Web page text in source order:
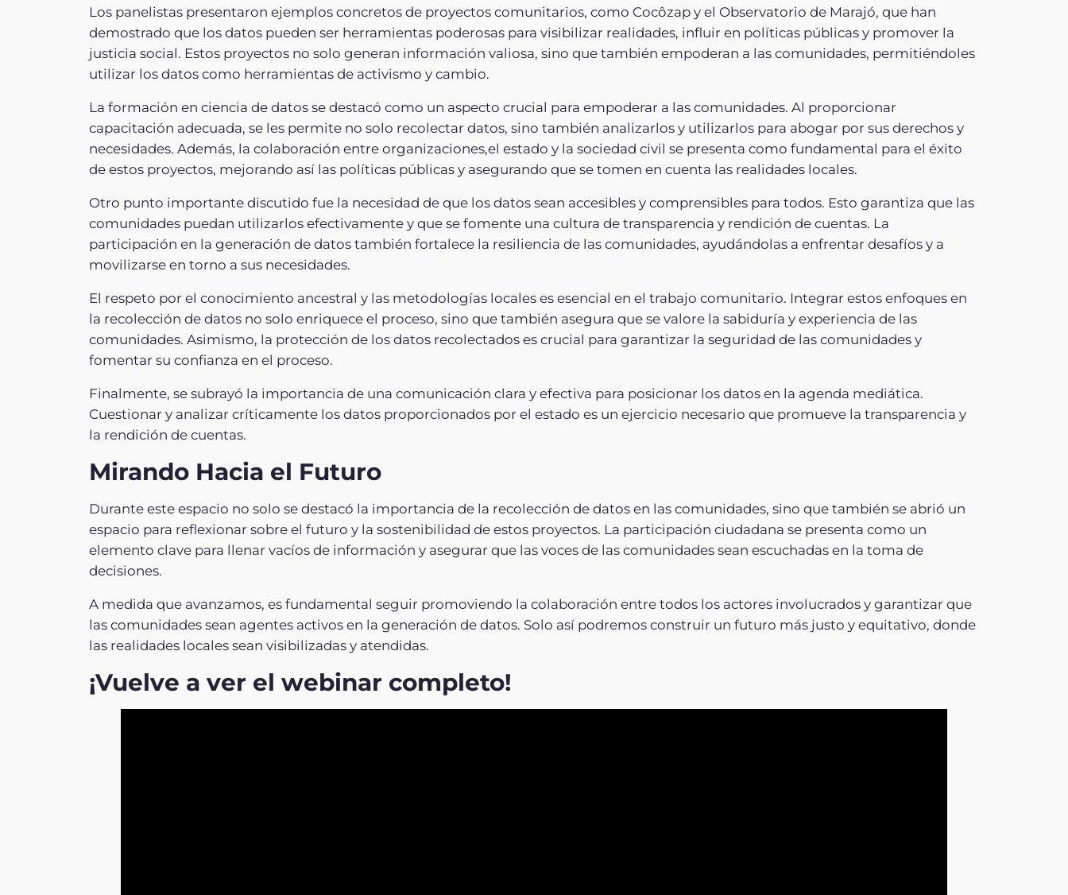
Los panelistas presentaron ejemplos concretos de proyectos comunitarios, como Cocôzap y el Observatorio de Marajó, que han
demostrado que los datos pueden ser herramientas poderosas para visibilizar realidades, influir en políticas públicas y promover la
justicia social. Estos proyectos no solo generan información valiosa, sino que también empoderan a las comunidades, permitiéndoles
utilizar los datos como herramientas de activismo y cambio.
La formación en ciencia de datos se destacó como un aspecto crucial para empoderar a las comunidades. Al proporcionar
capacitación adecuada, se les permite no solo recolectar datos, sino también analizarlos y utilizarlos para abogar por sus derechos y
necesidades. Además, la colaboración entre organizaciones,el estado y la sociedad civil se presenta como fundamental para el éxito
de estos proyectos, mejorando así las políticas públicas y asegurando que se tomen en cuenta las realidades locales.
Otro punto importante discutido fue la necesidad de que los datos sean accesibles y comprensibles para todos. Esto garantiza que las
comunidades puedan utilizarlos efectivamente y que se fomente una cultura de transparencia y rendición de cuentas. La
participación en la generación de datos también fortalece la resiliencia de las comunidades, ayudándolas a enfrentar desafíos y a
movilizarse en torno a sus necesidades.
El respeto por el conocimiento ancestral y las metodologías locales es esencial en el trabajo comunitario. Integrar estos enfoques en
la recolección de datos no solo enriquece el proceso, sino que también asegura que se valore la sabiduría y experiencia de las
comunidades. Asimismo, la protección de los datos recolectados es crucial para garantizar la seguridad de las comunidades y
fomentar su confianza en el proceso.
Finalmente, se subrayó la importancia de una comunicación clara y efectiva para posicionar los datos en la agenda mediática.
Cuestionar y analizar críticamente los datos proporcionados por el estado es un ejercicio necesario que promueve la transparencia y
la rendición de cuentas.
Mirando Hacia el Futuro
Durante este espacio no solo se destacó la importancia de la recolección de datos en las comunidades, sino que también se abrió un
espacio para reflexionar sobre el futuro y la sostenibilidad de estos proyectos. La participación ciudadana se presenta como un
elemento clave para llenar vacíos de información y asegurar que las voces de las comunidades sean escuchadas en la toma de
decisiones.
A medida que avanzamos, es fundamental seguir promoviendo la colaboración entre todos los actores involucrados y garantizar que
las comunidades sean agentes activos en la generación de datos. Solo así podremos construir un futuro más justo y equitativo, donde
las realidades locales sean visibilizadas y atendidas.
¡Vuelve a ver el webinar completo!